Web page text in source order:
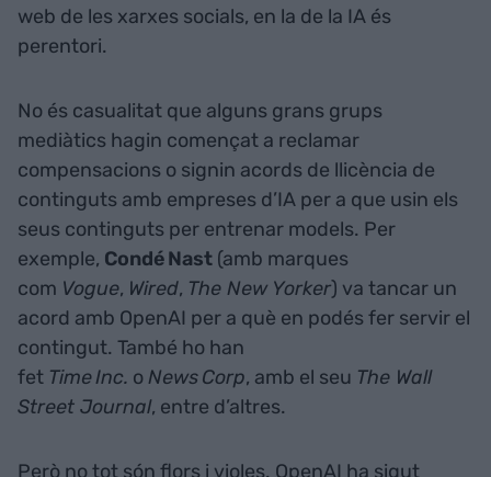
web de les xarxes socials, en la de la IA és
perentori.
No és casualitat que alguns grans grups
mediàtics hagin començat a reclamar
compensacions o signin acords de llicència de
continguts amb empreses d’IA per a que usin els
seus continguts per entrenar models. Per
exemple, Condé Nast (amb marques
com Vogue, Wired, The New Yorker) va tancar un
acord amb OpenAI per a què en podés fer servir el
contingut. També ho han
fet Time Inc. oNews Corp, amb el seu The Wall
Street Journal, entre d’altres.
Però no tot són flors i violes. OpenAI ha sigut